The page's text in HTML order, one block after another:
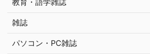
教育・語学雑誌
雑誌
パソコン・PC雑誌